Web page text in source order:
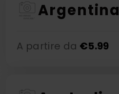
Argentina
A partire da €5.99